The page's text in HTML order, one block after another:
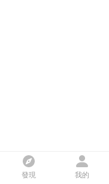
發現 我的